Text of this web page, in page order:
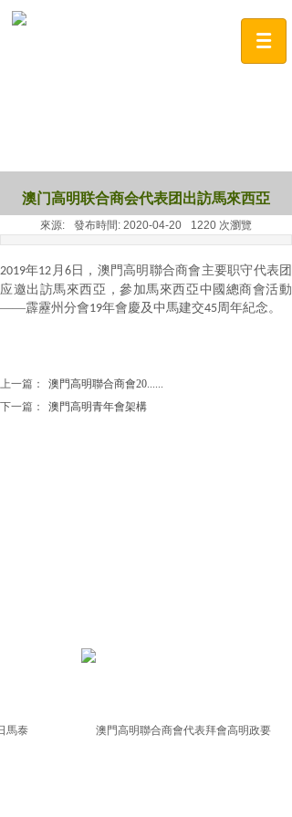
澳门高明联合商会代表团出訪馬來西亞
來源: 發布時間: 2020-04-20 1220 次瀏覽
2019年12 月 6日，澳門高明聯合商會 主要职守代表团
应邀出訪馬來西亞，參加馬來西亞中國總商會活動
——霹靂州分會19年會慶及中馬建交45周年紀念。
上一篇：
澳門高明聯合商會20......
下一篇：
澳門高明青年會架構